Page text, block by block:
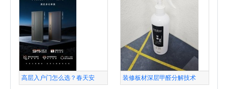
高层入户门怎么选？春天安 装修板材深层甲醛分解技术